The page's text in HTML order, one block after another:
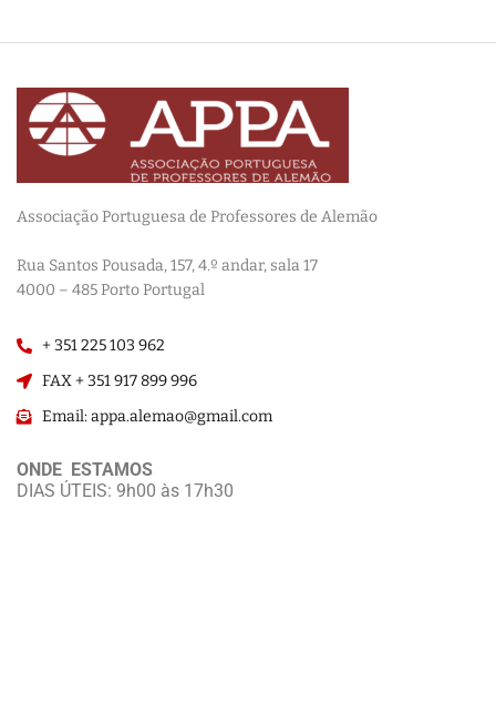
Associação Portuguesa de Professores de Alemão
Rua Santos Pousada, 157, 4.º andar, sala 17———————–
4000 – 485 Porto Portugal
+ 351 225 103 962
FAX + 351 917 899 996
Email: appa.alemao@gmail.com
ONDE ESTAMOS
DIAS ÚTEIS: 9h00 às 17h30